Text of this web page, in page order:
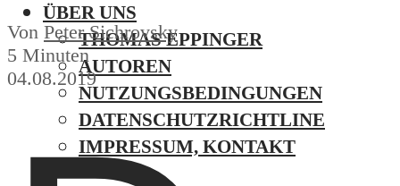
ÜBER UNS
THOMAS EPPINGER
AUTOREN
NUTZUNGSBEDINGUNGEN
DATENSCHUTZRICHTLINE
IMPRESSUM, KONTAKT
Von Peter Sichrovsky
5 Minuten
04.08.2019